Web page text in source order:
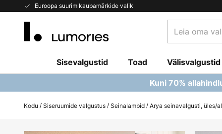
Euroopa suurim kaubamärkide valik
Skip
oma
Sisevalgustid Toad Välisvalgustid
Kuni 70%
Kodu Siseruumide valgustus Seinalambid Arya seinavalgusti, üles/